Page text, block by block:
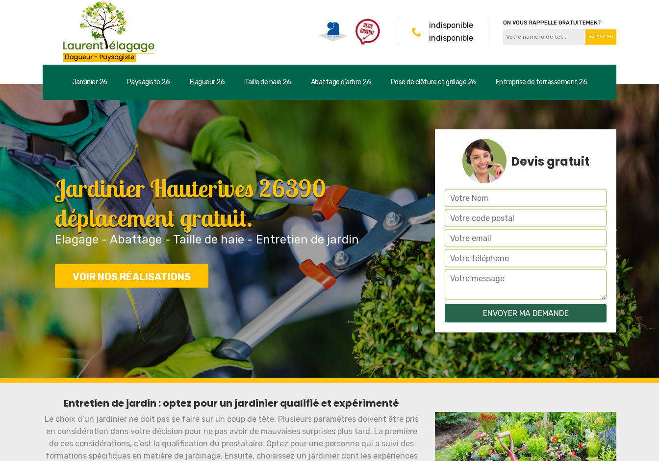
indisponible
indisponible
ON VOUS RAPPELLE GRATUITEMENT
Jardinier 26 Paysagiste 26 Elagueur 26 Taille de haie 26 Abattage d'arbre 26 Pose de clôture et grillage 26 Entreprise de terrassement 26
Jardinier Hauterives 26390
déplacement gratuit.
Elagage - Abattage - Taille de haie - Entretien de jardin
VOIR NOS RÉALISATIONS
Devis gratuit
Entretien de jardin : optez pour un jardinier qualifié et expérimenté
Le choix d’un jardinier ne doit pas se faire sur un coup de tête. Plusieurs paramètres doivent être pris
en considération dans votre décision pour ne pas avoir de mauvaises surprises plus tard. La première
de ces considérations, c’est la qualification du prestataire. Optez pour une personne qui a suivi des
formations spécifiques en matière de jardinage. Ensuite, choisissez un jardinier dont les expériences